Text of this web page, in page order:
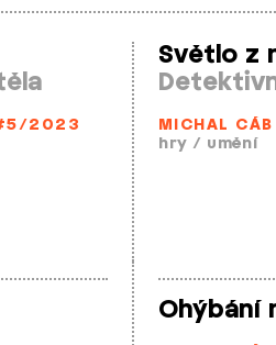
2023
Světlo z
MICHAL CÁB
hry / umění
Ohýbání